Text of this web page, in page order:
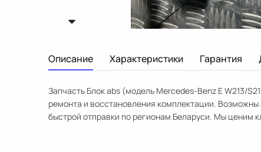
Описание Характеристики Гарантия
Запчасть Блок abs (модель Mercedes-Benz E W213/
ремонта и восстановления комплектации.
быстрой отправки по регионам Беларуси. Мы ценим